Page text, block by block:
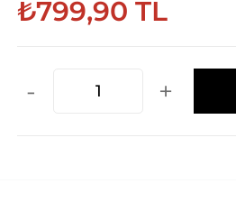
₺799,90 TL
- +